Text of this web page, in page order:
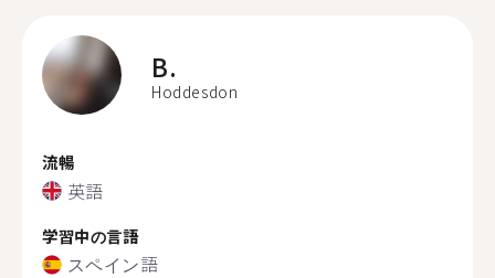
B.
Hoddesdon
流暢
英語
学習中の言語
スペイン語